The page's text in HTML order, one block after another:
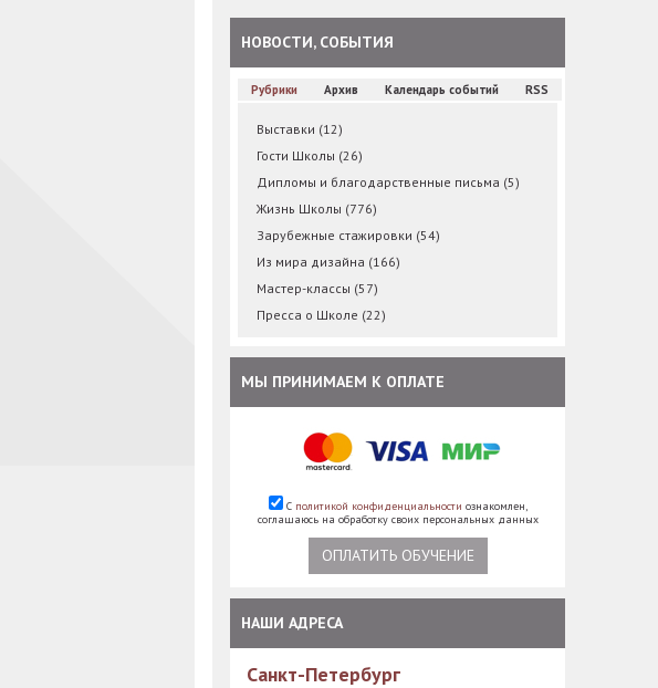
НОВОСТИ, СОБЫТИЯ
Рубрики Архив Календарь событий RSS
Выставки (12)
Гости Школы (26)
Дипломы и благодарственные письма (5)
Жизнь Школы (776)
Зарубежные стажировки (54)
Из мира дизайна (166)
Мастер-классы (57)
Пресса о Школе (22)
МЫ ПРИНИМАЕМ К ОПЛАТЕ
С политикой конфиденциальности ознакомлен,
соглашаюсь на обработку своих персональных данных
ОПЛАТИТЬ ОБУЧЕНИЕ
НАШИ АДРЕСА
Санкт-Петербург